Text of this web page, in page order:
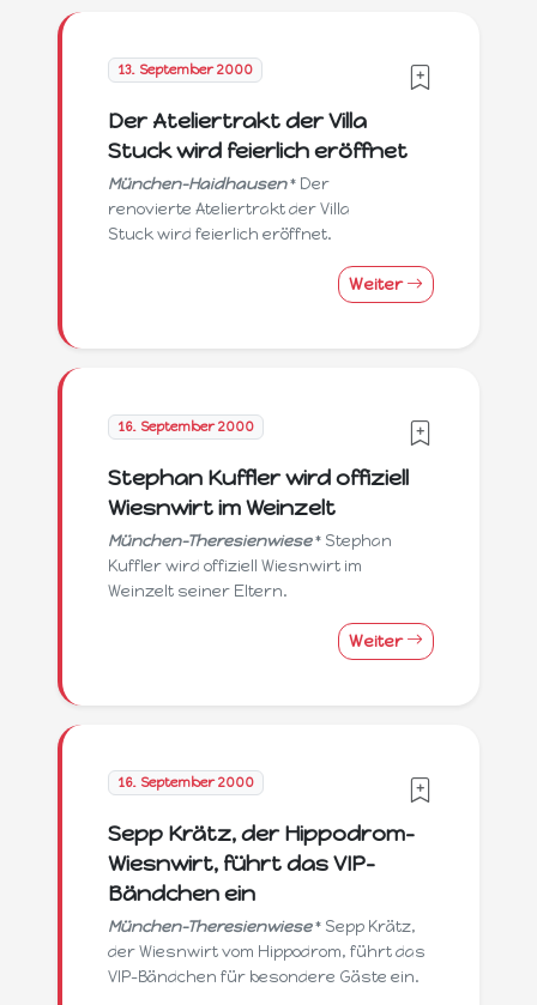
13. September 2000
Der Ateliertrakt der Villa
Stuck wird feierlich eröffnet
München-Haidhausen* Der
renovierte Ateliertrakt der Villa
Stuck wird feierlich eröffnet.
Weiter
16. September 2000
Stephan Kuffler wird offiziell
Wiesnwirt im Weinzelt
München-Theresienwiese * Stephan
Kuffler wird offiziell Wiesnwirt im
Weinzelt seiner Eltern.
Weiter
16. September 2000
Sepp Krätz, der Hippodrom-
Wiesnwirt, führt das VIP-
Bändchen ein
München-Theresienwiese * Sepp Krätz,
der Wiesnwirt vom Hippodrom, führt das
VIP-Bändchen für besondere Gäste ein.